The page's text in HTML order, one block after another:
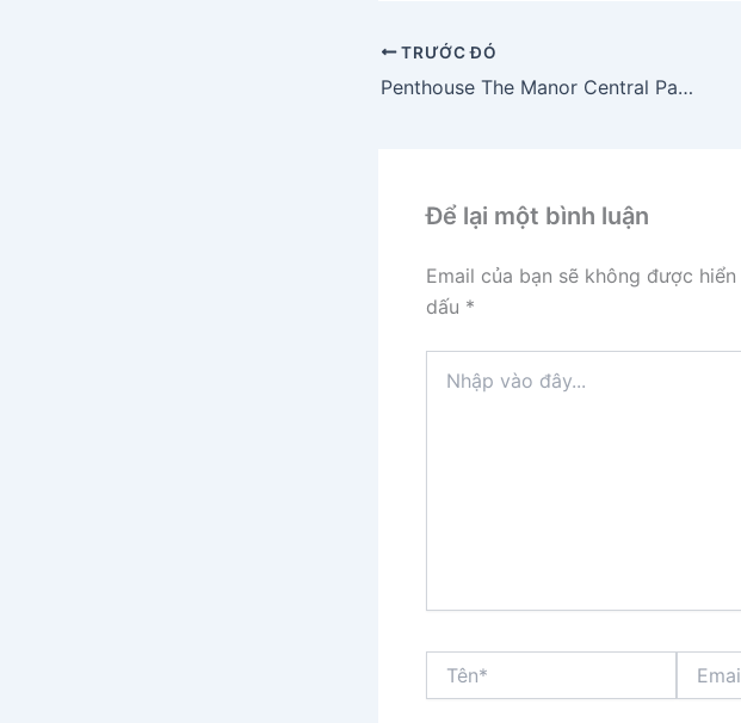
TRƯỚC ĐÓ
Penthouse The Manor Central Park – Không gian sống bậc nhất Hà Thành
Để lại một bình luận
Email của bạn sẽ không được
dấu *
vào